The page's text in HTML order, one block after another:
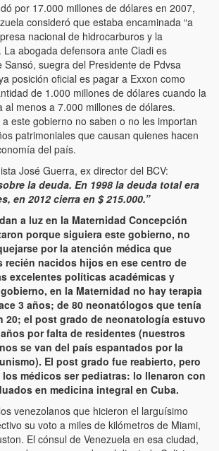
por 17.000 millones de dólares en 2007,
consideró que estaba encaminada “a
nacional de hidrocarburos y la
La abogada defensora ante Ciadi es
Sansó, suegra del Presidente de Pdvsa
posición oficial es pagar a Exxon como
de 1.000 millones de dólares cuando la
al menos a 7.000 millones de dólares.
este gobierno no saben o no les importan
patrimoniales que causan quienes hacen
del país.
José Guerra, ex director del BCV:
la deuda. En 1998 la deuda total era
en 2012 cierra en $ 215.000.”
a luz en la Maternidad Concepción
porque siguiera este gobierno, no
por la atención médica que
recién nacidos hijos en ese centro de
excelentes políticas académicas y
en la Maternidad no hay terapia
3 años; de 80 neonatólogos que tenía
20; el post grado de neonatología estuvo
por falta de residentes (nuestros
se van del país espantados por la
El post grado fue reabierto, pero
médicos ser pediatras: lo llenaron con
en medicina integral en Cuba.
venezolanos que hicieron el larguísimo
su voto a miles de kilómetros de Miami,
El cónsul de Venezuela en esa ciudad,